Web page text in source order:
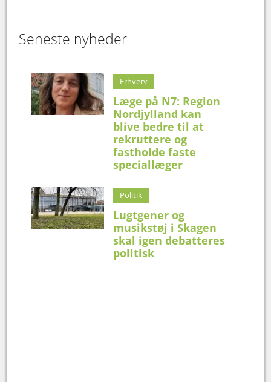
Seneste nyheder
Erhverv
Læge på N7: Region
Nordjylland kan
blive bedre til at
rekruttere og
fastholde faste
speciallæger
Politik
Lugtgener og
musikstøj i Skagen
skal igen debatteres
politisk